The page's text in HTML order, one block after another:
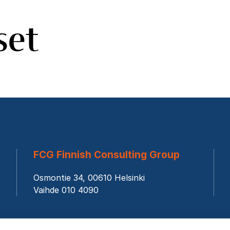
FCG Finnish Consulting Group
Osmontie 34, 00610 Helsinki
Vaihde 010 4090